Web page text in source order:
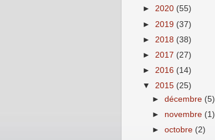
► 2020 (55)
► 2019 (37)
► 2018 (38)
► 2017 (27)
► 2016 (14)
▼ 2015 (25)
►décembre (5)
► novembre (1)
►octobre (2)